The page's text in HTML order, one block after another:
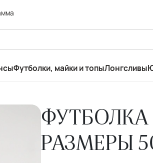
Футболки, майки и топыЛонгсливы
РАЗМЕРЫ